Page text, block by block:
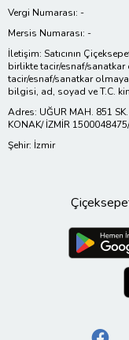
Vergi Numarası: -
Mersis Numarası: -
İletişim: Satıcının
birlikte tacir/esnaf/sanatkar
tacir/esnaf/sanatkar
bilgisi, ad, soyad ve T.C.
Adres: UĞUR MAH. 851
KONAK/ İZMİR
Şehir: İzmir